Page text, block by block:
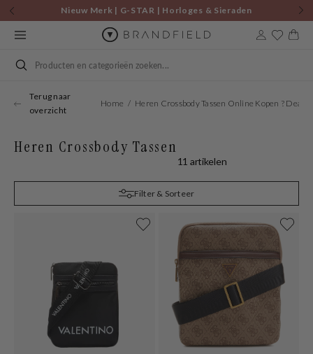
Skip to
content
Nieuw Merk | G-STAR | Horloges & Sieraden
Cart
Search
Terug naar
overzicht
Home Heren Crossbody Tassen Online Kopen ? Deals
Heren Crossbody Tassen
11 artikelen
Filter & Sorteer